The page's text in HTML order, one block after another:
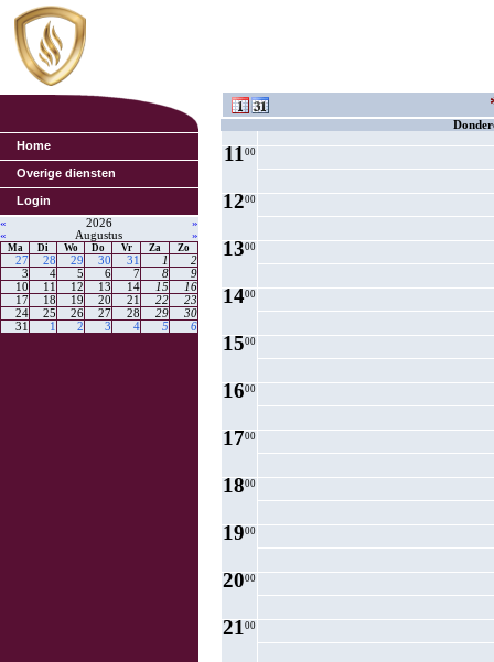
Home
Overige diensten
Login
« 2026
»
«
Augustus »
Ma Di Wo Do Vr Za Zo
27 28 29 30 31 1
2
3
4 5 6 7 8
9
10
11 12 13 14 15
16
17
18 19 20 21 22
23
24
25 26 27 28 29
30
31
1 2 3 4 5 6
1000
1100
1200
1300
1400
1500
1600
1700
1800
1900
2000
2100